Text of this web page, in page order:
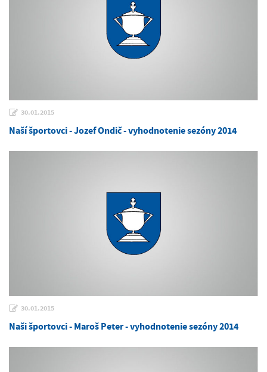
30.01.2015
Naší športovci - Jozef Ondič - vyhodnotenie sezóny 2014
30.01.2015
Naši športovci - Maroš Peter - vyhodnotenie sezóny 2014